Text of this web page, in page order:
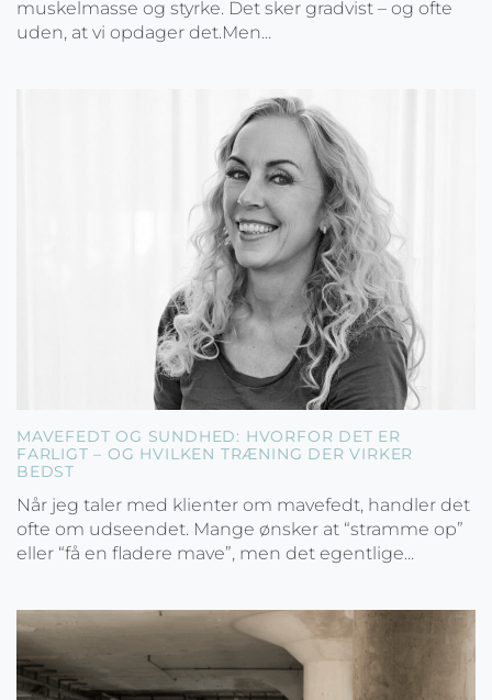
muskelmasse og styrke. Det sker gradvist – og ofte
uden, at vi opdager det.Men...
MAVEFEDT OG SUNDHED: HVORFOR DET ER
FARLIGT – OG HVILKEN TRÆNING DER VIRKER
BEDST
Når jeg taler med klienter om mavefedt, handler det
ofte om udseendet. Mange ønsker at “stramme op”
eller “få en fladere mave”, men det egentlige...